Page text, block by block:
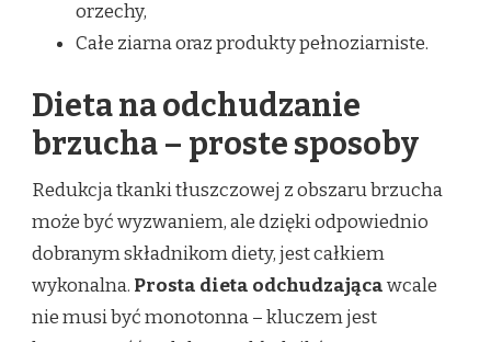
orzechy,
Całe ziarna oraz produkty pełnoziarniste.
Dieta na odchudzanie
brzucha – proste sposoby
Redukcja tkanki tłuszczowej z obszaru brzucha
może być wyzwaniem, ale dzięki odpowiednio
dobranym składnikom diety, jest całkiem
wykonalna. Prosta dieta odchudzającawcale
nie musi być monotonna – kluczem jest